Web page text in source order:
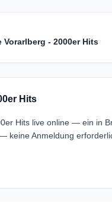
Vorarlberg - 2000er Hits
Hits
Hits live online — ein in
keine Anmeldung